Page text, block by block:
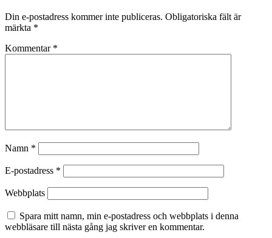
Din e-postadress kommer inte publiceras. Obligatoriska fält är
märkta *
Kommentar *
Namn *
E-postadress *
Webbplats
Spara mitt namn, min e-postadress och webbplats i denna
webbläsare till nästa gång jag skriver en kommentar.